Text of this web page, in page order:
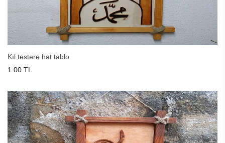
Kıl testere hat tablo
1.00 TL